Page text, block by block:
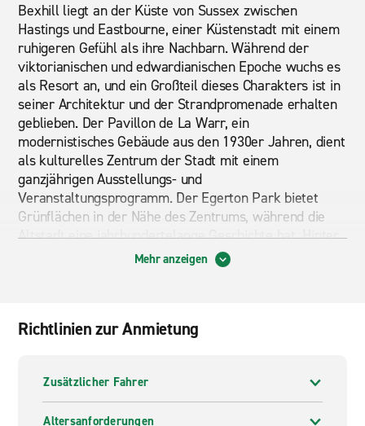
Bexhill liegt an der Küste von Sussex zwischen
Hastings und Eastbourne, einer Küstenstadt mit einem
ruhigeren Gefühl als ihre Nachbarn. Während der
viktorianischen und edwardianischen Epoche wuchs es
als Resort an, und ein Großteil dieses Charakters ist in
seiner Architektur und der Strandpromenade erhalten
geblieben. Der Pavillon de La Warr, ein
modernistisches Gebäude aus den 1930er Jahren, dient
als kulturelles Zentrum der Stadt mit einem
ganzjährigen Ausstellungs- und
Veranstaltungsprogramm. Der Egerton Park bietet
Grünflächen in der Nähe des Zentrums, während die
Altstadt eine jahrhundertelange Geschichte hat. Hinter
der Promenade öffnet sich die umliegende Landschaft
in die sanfte Landschaft und die Dörfer des Bezirks
Dank der Autovermietung in Bexhill ist es einfach,
alle eine kurze Autofahrt entfernt und bieten jeweils
etwas anderes. Mit einem Mietwagen können Sie
ruhigere Strände, Dörfer auf Hügeln und ländliche Pubs
Mehr anzeigen
Richtlinien zur Anmietung
Zusätzlicher Fahrer
Altersanforderungen